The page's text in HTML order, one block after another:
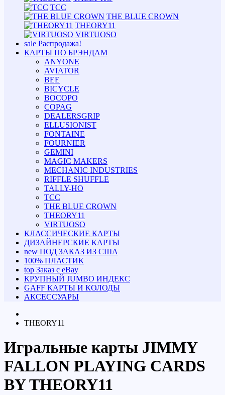
TCC
THE BLUE CROWN
THEORY11
VIRTUOSO
sale Распродажа!
КАРТЫ ПО БРЭНДАМ
ANYONE
AVIATOR
BEE
BICYCLE
BOCOPO
COPAG
DEALERSGRIP
ELLUSIONIST
FONTAINE
FOURNIER
GEMINI
MAGIC MAKERS
MECHANIC INDUSTRIES
RIFFLE SHUFFLE
TALLY-HO
TCC
THE BLUE CROWN
THEORY11
VIRTUOSO
КЛАССИЧЕСКИЕ КАРТЫ
ДИЗАЙНЕРСКИЕ КАРТЫ
new ПОД ЗАКАЗ ИЗ США
100% ПЛАСТИК
top Заказ с eBay
КРУПНЫЙ JUMBO ИНДЕКС
GAFF КАРТЫ И КОЛОДЫ
АКСЕССУАРЫ
THEORY11
Игральные карты JIMMY
FALLON PLAYING CARDS
BY THEORY11